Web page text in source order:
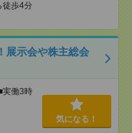
徒歩4分
展示会や株主総会
働3時
気になる！